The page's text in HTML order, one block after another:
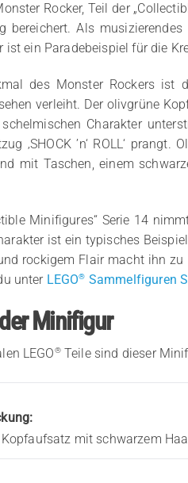
Rocker, Teil der
bereichert. Als
ist ein Paradebeispiel für die
des Monster Rockers ist
verleiht. Der olivgrüne
Charakter
‚SHOCK ’n‘ ROLL‘
mit Taschen, einem
Minifigures“ Serie 14
ist ein typisches
rockigem Flair macht ihn
unter LEGO® Sammelfiguren
Minifigur
LEGO®Teile sind dieser
mit schwarzem